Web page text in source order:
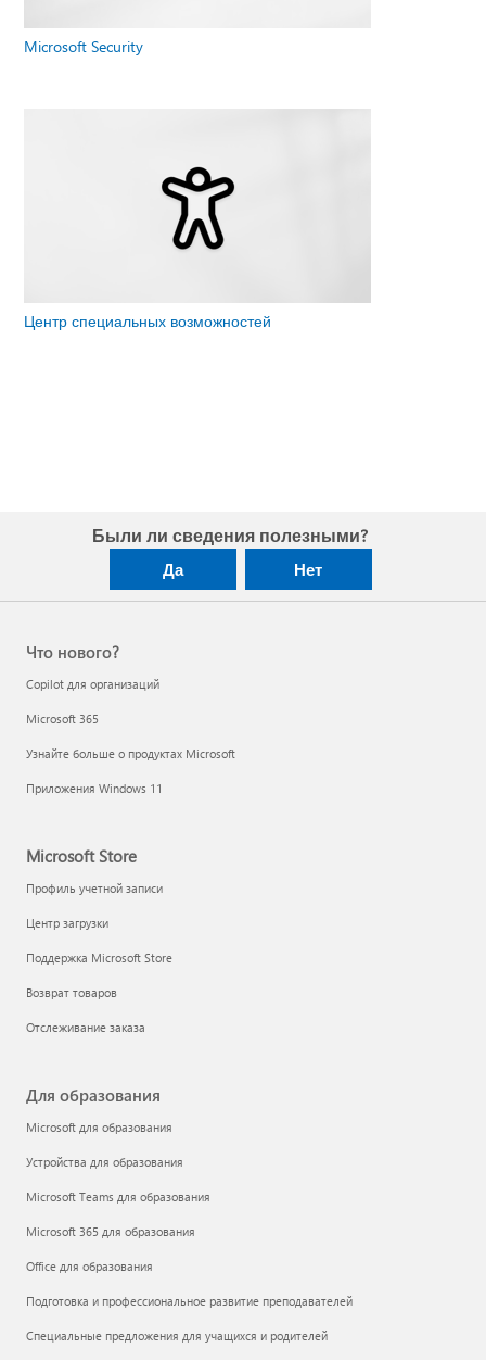
Microsoft Security
Центр специальных возможностей
Были ли сведения полезными?
Да Нет
Что нового?
Copilot для организаций
Microsoft 365
Узнайте больше о продуктах Microsoft
Приложения Windows 11
Microsoft Store
Профиль учетной записи
Центр загрузки
Поддержка Microsoft Store
Возврат товаров
Отслеживание заказа
Для образования
Microsoft для образования
Устройства для образования
Microsoft Teams для образования
Microsoft 365 для образования
Office для образования
Подготовка и профессиональное развитие преподавателей
Специальные предложения для учащихся и родителей